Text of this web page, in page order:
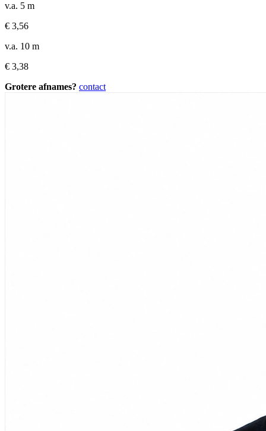
v.a. 5 m
€ 3,56
v.a. 10 m
€ 3,38
Grotere afnames? contact